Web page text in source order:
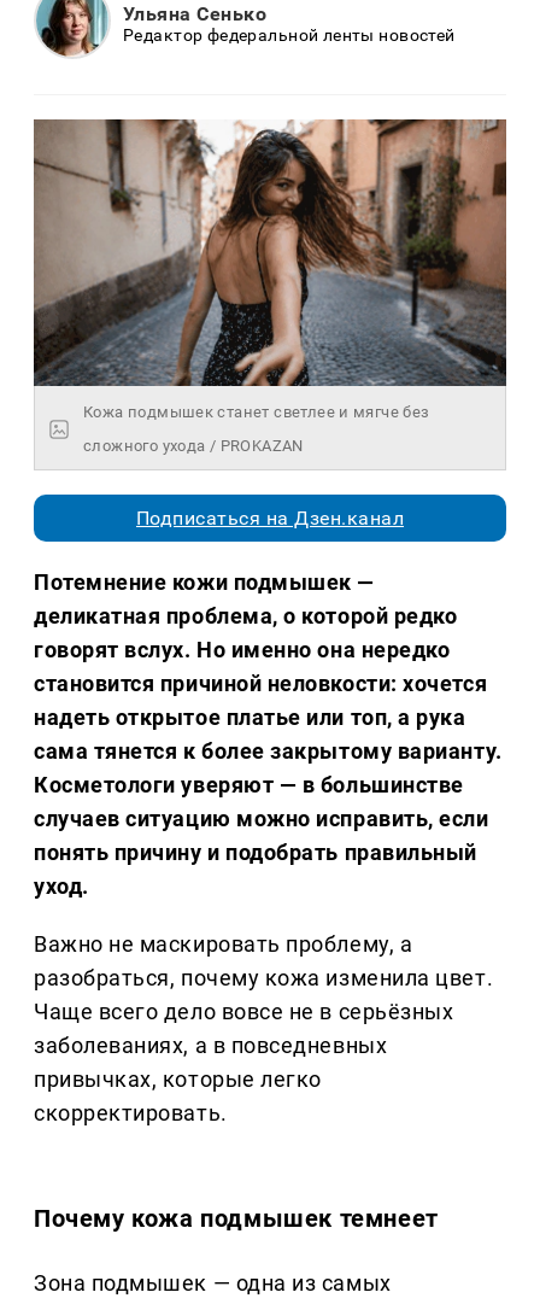
Ульяна Сенько
Редактор федеральной ленты новостей
Кожа подмышек станет светлее и мягче без
сложного ухода / PROKAZAN
Подписаться на Дзен.канал
Потемнение кожи подмышек —
деликатная проблема, о которой редко
говорят вслух. Но именно она нередко
становится причиной неловкости: хочется
надеть открытое платье или топ, а рука
сама тянется к более закрытому варианту.
Косметологи уверяют — в большинстве
случаев ситуацию можно исправить, если
понять причину и подобрать правильный
уход.
Важно не маскировать проблему, а
разобраться, почему кожа изменила цвет.
Чаще всего дело вовсе не в серьёзных
заболеваниях, а в повседневных
привычках, которые легко
скорректировать.
Почему кожа подмышек темнеет
Зона подмышек — одна из самых